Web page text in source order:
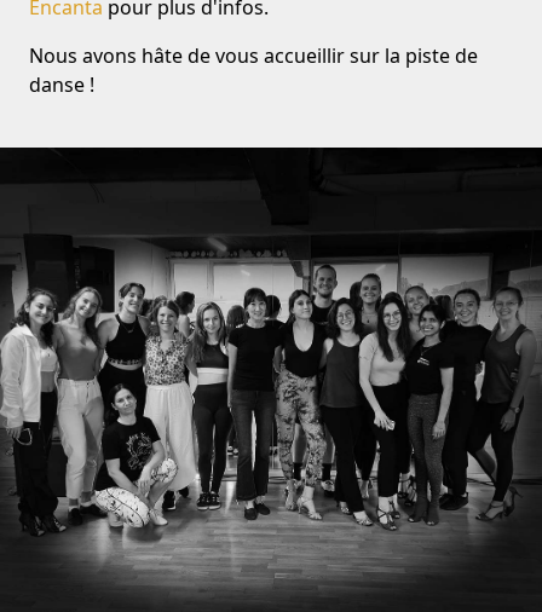
Encanta pour plus d'infos.
Nous avons hâte de vous accueillir sur la piste de
danse !